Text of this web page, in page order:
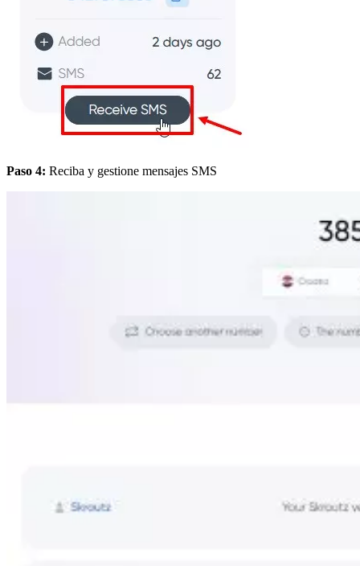
Paso 4: Reciba y gestione mensajes SMS